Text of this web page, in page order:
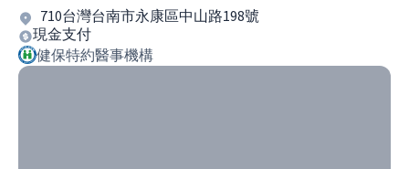
710台灣台南市永康區中山路198號
現金支付
健保特約醫事機構